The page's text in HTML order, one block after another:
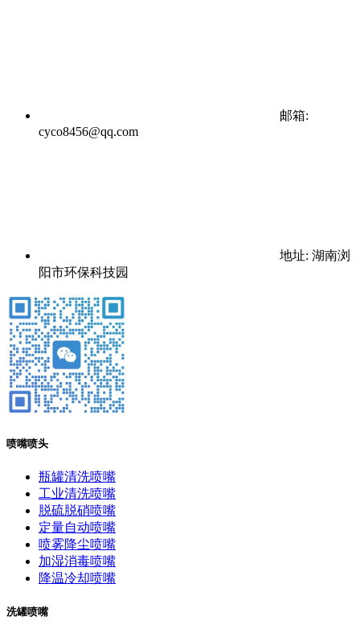
邮箱:
cyco8456@qq.com
地址: 湖南浏
阳市环保科技园
喷嘴喷头
瓶罐清洗喷嘴
工业清洗喷嘴
脱硫脱硝喷嘴
定量自动喷嘴
喷雾降尘喷嘴
加湿消毒喷嘴
降温冷却喷嘴
洗罐喷嘴